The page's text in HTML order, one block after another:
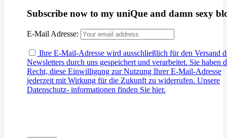
Subscribe now to my uniQue and damn sexy
E-Mail Adresse:
Ihre E-Mail-Adresse wird ausschließlich für den Versand
Newsletters durch uns gespeichert und verarbeitet. Sie haben
Recht, diese Einwilligung zur Nutzung Ihrer E-Mail-Adresse
jederzeit mit Wirkung für die Zukunft zu widerrufen. Unsere
Datenschutz- informationen finden Sie hier.